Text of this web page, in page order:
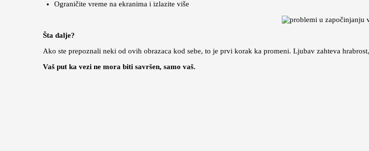
Ograničite vreme na ekranima i izlazite više
Šta dalje?
Ako ste prepoznali neki od ovih obrazaca kod sebe, to je prvi korak ka promeni. Ljubav zahteva
Vaš put ka vezi ne mora biti savršen, samo vaš.